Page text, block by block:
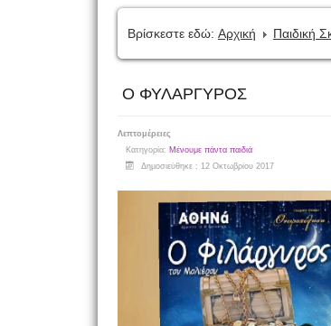
Βρίσκεστε εδώ: Αρχική Παιδική
Ο ΦΥΛΑΡΓΥΡΟΣ
Λεπτομέρειες
Κατηγορία: Μένουμε πάντα παιδιά
Δημοσιεύθηκε : 12 Οκτωβρίου 2017